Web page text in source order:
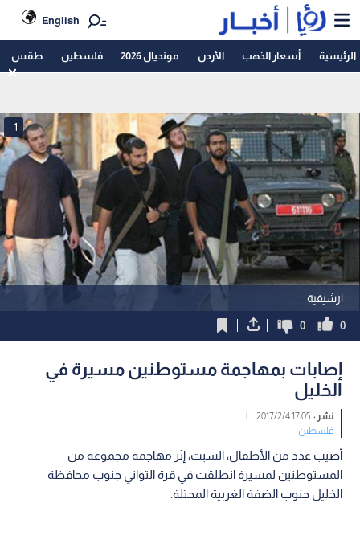
English
الرئيسية أسعار الذهب الأردن مونديال 2026 فلسطين طقس
ارشيفية
1
0
0
إصابات بمهاجمة مستوطنين مسيرة في
الخليل
نشر :17:05 2017/2/4
|
فلسطين
أصيب عدد من الأطفال، السبت، إثر مهاجمة مجموعة من
المستوطنين لمسيرة انطلقت في قرة التواني جنوب محافظة
الخليل جنوب الضفة الغربية المحتلة.